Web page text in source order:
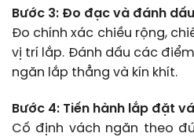
Bước 3: Đo đạc và đánh
Đo chính xác chiều rộng,
vị trí lắp. Đánh dấu các
ngăn lắp thẳng và kín khít.
Bước 4: Tiến hành lắp đặt
Cố định vách ngăn theo